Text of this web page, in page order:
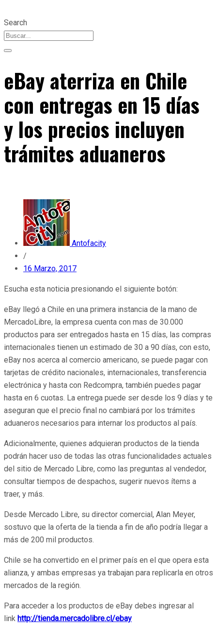
Search
eBay aterriza en Chile
con entregas en 15 días
y los precios incluyen
trámites aduaneros
Antofacity
/
16 Marzo, 2017
Esucha esta noticia presionando el siguiente botón:
eBay llegó a Chile en una primera instancia de la mano de
MercadoLibre, la empresa cuenta con mas de 30.000
productos para ser entregados hasta en 15 días, las compras
internacionales tienen un estimado de 30 a 90 días, con esto,
eBay nos acerca al comercio americano, se puede pagar con
tarjetas de crédito nacionales, internacionales, transferencia
electrónica y hasta con Redcompra, también puedes pagar
hasta en 6 cuotas. La entrega puede ser desde los 9 días y te
aseguran que el precio final no cambiará por los trámites
aduaneros necesarios para internar los productos al país.
Adicionalmente, quienes adquieran productos de la tienda
podrán hacer uso de todas las otras funcionalidades actuales
del sitio de Mercado Libre, como las preguntas al vendedor,
consultar tiempos de despachos, sugerir nuevos ítems a
traer, y más.
Desde Mercado Libre, su director comercial, Alan Meyer,
sostuvo que la oferta de la tienda a fin de año podría llegar a
más de 200 mil productos.
Chile se ha convertido en el primer país en el que opera esta
alianza, y ambas empresas ya trabajan para replicarla en otros
mercados de la región.
Para acceder a los productos de eBay debes ingresar al
link http://tienda.mercadolibre.cl/ebay